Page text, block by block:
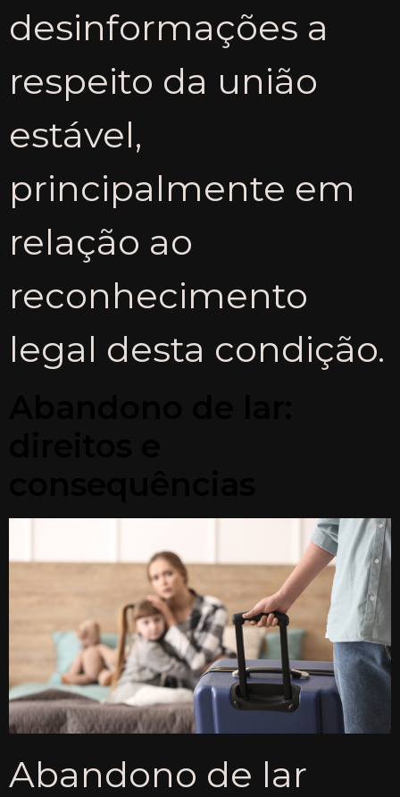
desinformações a
respeito da união
estável,
principalmente em
relação ao
reconhecimento
legal desta condição.
Abandono de lar